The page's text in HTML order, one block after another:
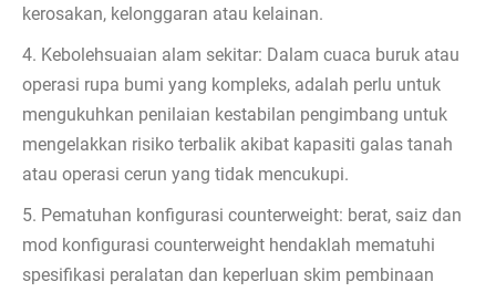
kerosakan, kelonggaran atau kelainan.
4. Kebolehsuaian alam sekitar: Dalam cuaca buruk atau
operasi rupa bumi yang kompleks, adalah perlu untuk
mengukuhkan penilaian kestabilan pengimbang untuk
mengelakkan risiko terbalik akibat kapasiti galas tanah
atau operasi cerun yang tidak mencukupi.
5. Pematuhan konfigurasi counterweight: berat, saiz dan
mod konfigurasi counterweight hendaklah mematuhi
spesifikasi peralatan dan keperluan skim pembinaan